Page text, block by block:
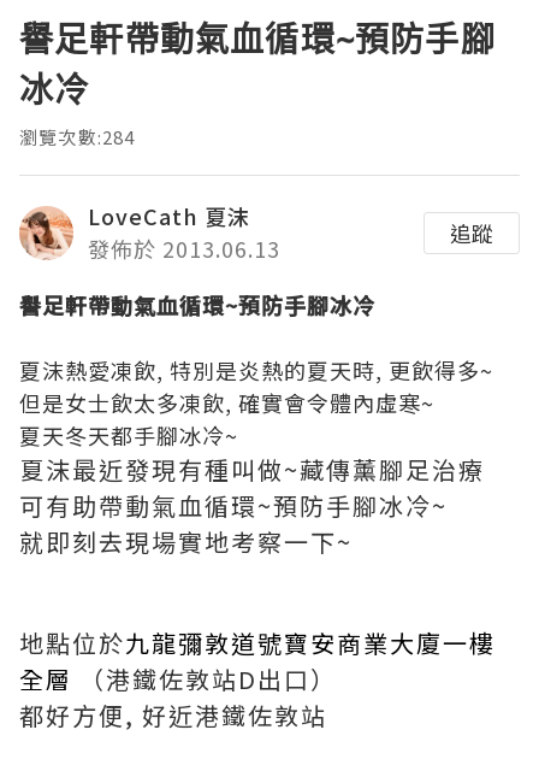
譽足軒帶動氣血循環~預防手腳
冰冷
瀏覽次數:284
LoveCath 夏沫
發佈於 2013.06.13
追蹤
譽足軒帶動氣血循環~預防手腳冰冷
夏沫熱愛凍飲, 特別是炎熱的夏天時, 更飲得多~
但是女士飲太多凍飲, 確實會令體內虛寒~
夏天冬天都手腳冰冷~
夏沫最近發現有種叫做~藏傳薰腳足治療
可有助帶動氣血循環~預防手腳冰冷~
就即刻去現場實地考察一下~
地點位於九龍彌敦道號寶安商業大廈一樓
全層
（港鐵佐敦站D出口）
都好方便, 好近港鐵佐敦站